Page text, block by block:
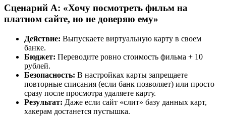
Сценарий А: «Хочу посмотреть фильм на
платном сайте, но не доверяю ему»
Действие: Выпускаете виртуальную карту в своем
банке.
Бюджет: Переводите ровно стоимость фильма + 10
рублей.
Безопасность: В настройках карты запрещаете
повторные списания (если банк позволяет) или просто
сразу после просмотра удаляете карту.
Результат: Даже если сайт «слит» базу данных карт,
хакерам достанется пустышка.